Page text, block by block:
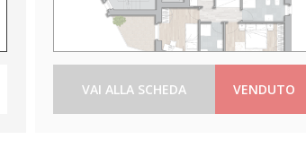
VAI ALLA SCHEDA VENDUTO